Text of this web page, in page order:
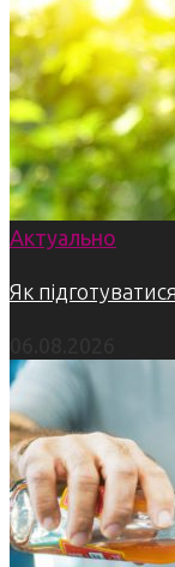
Актуально
Як